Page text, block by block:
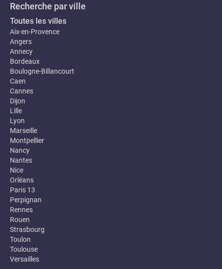
Recherche par ville
Toutes les villes
Aix-en-Provence
Angers
Annecy
Bordeaux
Boulogne-Billancourt
Caen
Cannes
Dijon
Lille
Lyon
Marseille
Montpellier
Nancy
Nantes
Nice
Orléans
Paris 13
Perpignan
Rennes
Rouen
Strasbourg
Toulon
Toulouse
Versailles